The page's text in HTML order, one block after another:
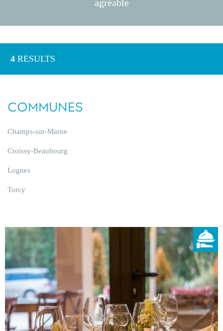
agréable
4 RESULTS
COMMUNES
Champs-sur-Marne
Croissy-Beaubourg
Lognes
Torcy